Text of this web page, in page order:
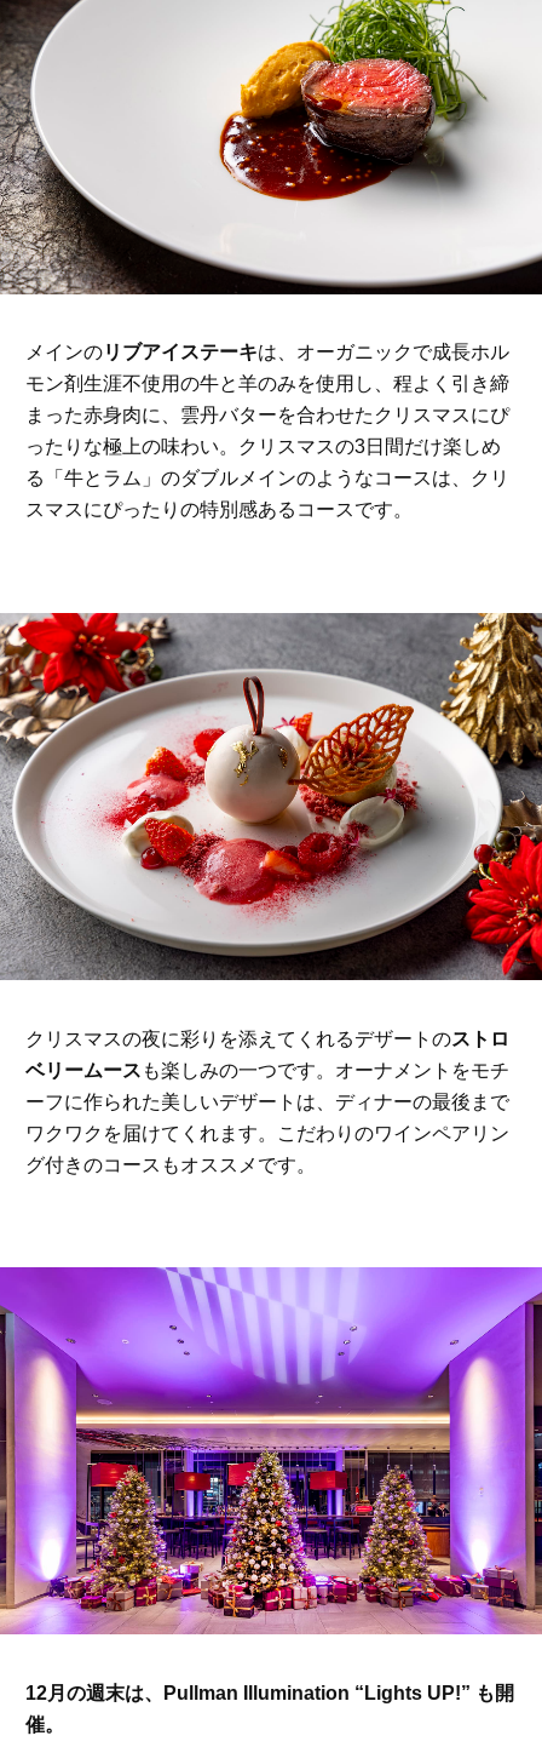
メインのリブアイステーキは、オーガニックで成長ホル
モン剤生涯不使用の牛と羊のみを使用し、程よく引き締
まった赤身肉に、雲丹バターを合わせたクリスマスにぴ
ったりな極上の味わい。クリスマスの3日間だけ楽しめ
る「牛とラム」のダブルメインのようなコースは、クリ
スマスにぴったりの特別感あるコースです。
クリスマスの夜に彩りを添えてくれるデザートのストロ
ベリームース も楽しみの一つです。オーナメントをモチ
ーフに作られた美しいデザートは、ディナーの最後まで
ワクワクを届けてくれます。こだわりのワインペアリン
グ付きのコースもオススメです。
12月の週末は、Pullman Illumination “Lights UP!” も開
催。